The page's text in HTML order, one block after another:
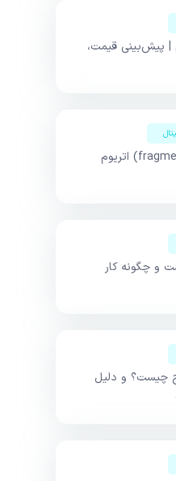
پیش‌بینی قیمت،
فرگمنتیشن (fragmentation) اتریوم
و چگونه کار
چیست؟ و دلیل